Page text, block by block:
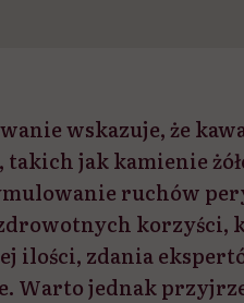
wskazuje, że
jak kamienie
ruchów
korzyści,
ilości, zdania
Warto jednak